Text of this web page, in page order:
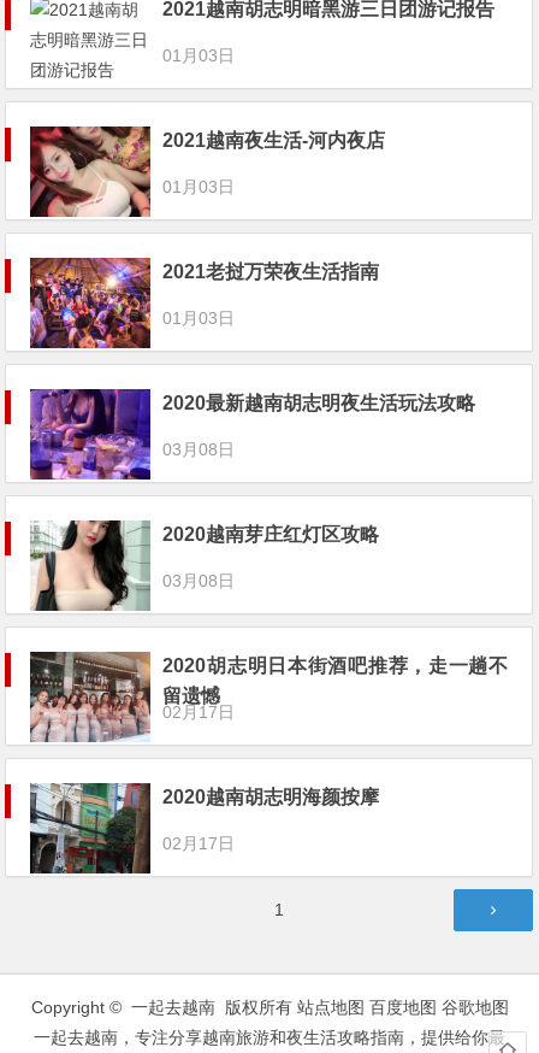
2021越南胡志明暗黑游三日团游记报告
01月03日
2021越南夜生活-河内夜店
01月03日
2021老挝万荣夜生活指南
01月03日
2020最新越南胡志明夜生活玩法攻略
03月08日
2020越南芽庄红灯区攻略
03月08日
2020胡志明日本街酒吧推荐，走一趟不
留遗憾
02月17日
2020越南胡志明海颜按摩
02月17日
1
Copyright © 一起去越南 版权所有 站点地图 百度地图 谷歌地图
一起去越南，专注分享越南旅游和夜生活攻略指南，提供给你最